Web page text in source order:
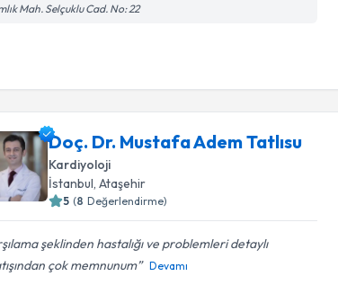
Mah. Selçuklu Cad. No: 22
Doç. Dr. Mustafa Adem Tatlısu
Kardiyoloji
İstanbul, Ataşehir
5 (8 Değerlendirme)
şeklinden hastalığı ve problemleri detaylı
çok memnunum
Devamı